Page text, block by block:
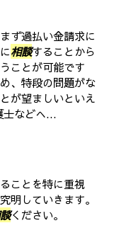
ず過払い金請求に
相談することから
ことが可能です
、特段の問題がな
が望ましいといえ
士などへ...
ことを特に重視
明していきます。
ください。